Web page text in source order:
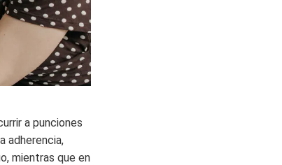
a punciones
adherencia,
mientras que en